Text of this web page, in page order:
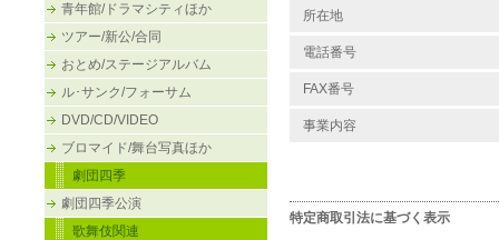
所在地
電話番号
FAX番号
事業内容
特定商取引法に基づく表示
青年館/ドラマシティほか
ツアー/新公/合同
おとめ/ステージアルバム
ル･サンク/フォーサム
DVD/CD/VIDEO
ブロマイド/舞台写真ほか
劇団四季
劇団四季公演
歌舞伎関連